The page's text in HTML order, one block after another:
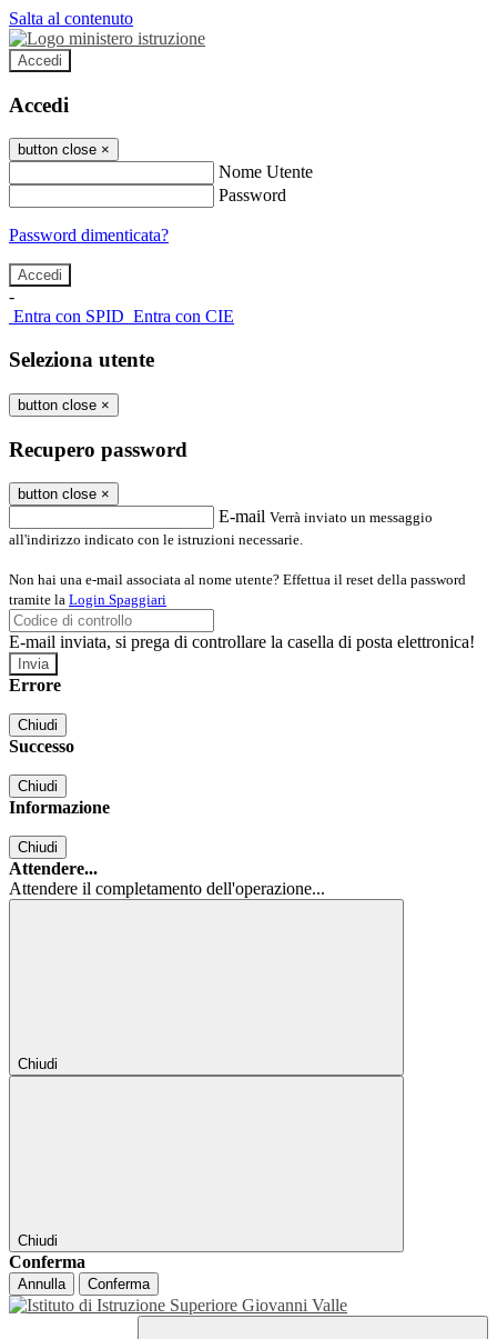
Salta al contenuto
Accedi
Accedi
button close ×
Nome Utente
Password
Password dimenticata?
-
Entra con SPID Entra con CIE
Seleziona utente
button close ×
Recupero password
button close ×
E-mail Verrà inviato un messaggio
all'indirizzo indicato con le istruzioni necessarie.
Non hai una e-mail associata al nome utente? Effettua il reset della password
tramite la Login Spaggiari
E-mail inviata, si prega di controllare la casella di posta elettronica!
Errore
Chiudi
Successo
Chiudi
Informazione
Chiudi
Attendere...
Attendere il completamento dell'operazione...
Chiudi
Chiudi
Conferma
Annulla Conferma